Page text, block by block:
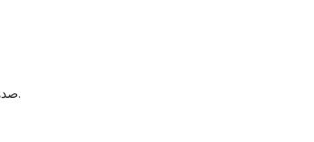
صدها زندانی در ولایت هلمند در جنوب افغانستان اعتصاب غذایی کردند.